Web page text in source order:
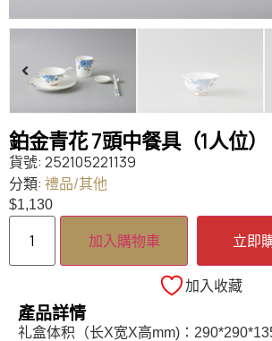
鉑金青花 7頭中餐具（1人位）
貨號: 252105221139
分類: 禮品/其他
$1,130
加入購物車 立即
加入收藏
產品詳情
礼盒体积（长X宽X高mm)：